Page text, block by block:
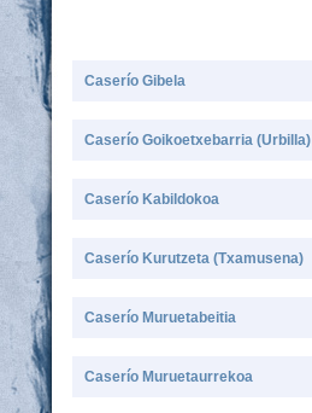
Caserío Gibela
Caserío Goikoetxebarria (Urbilla)
Caserío Kabildokoa
Caserío Kurutzeta (Txamusena)
Caserío Muruetabeitia
Caserío Muruetaurrekoa